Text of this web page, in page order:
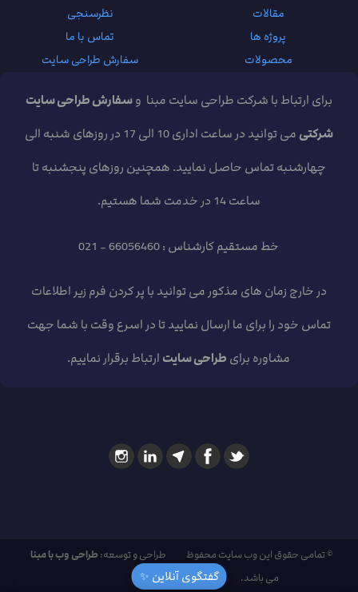
گفتگوی آنلاین ✨
مقالات
پروژه ها
محصولات
نظرسنجی
تماس با ما
سفارش طراحی سایت
برای ارتباط با شرکت طراحی سایت مبنا وسفارش طراحی سایت
شرکتی
می توانید در ساعت اداری 10 الی 17 در روزهای شنبه الی
چهارشنبه تماس حاصل نمایید. همچنین روزهای پنجشنبه تا
ساعت 14 در خدمت شما هستیم.
خط مستقیم کارشناس : 66056460 - 021
در خارج زمان های مذکور می توانید با پر کردن فرم زیر اطلاعات
تماس خود را برای ما ارسال نمایید تا در اسرع وقت با شما جهت
مشاوره برای طراحی سایت ارتباط برقرار نماییم.
© تمامی حقوق این وب سایت محفوظ
می باشد.
طراحی و توسعه: طراحی وب با مبنا